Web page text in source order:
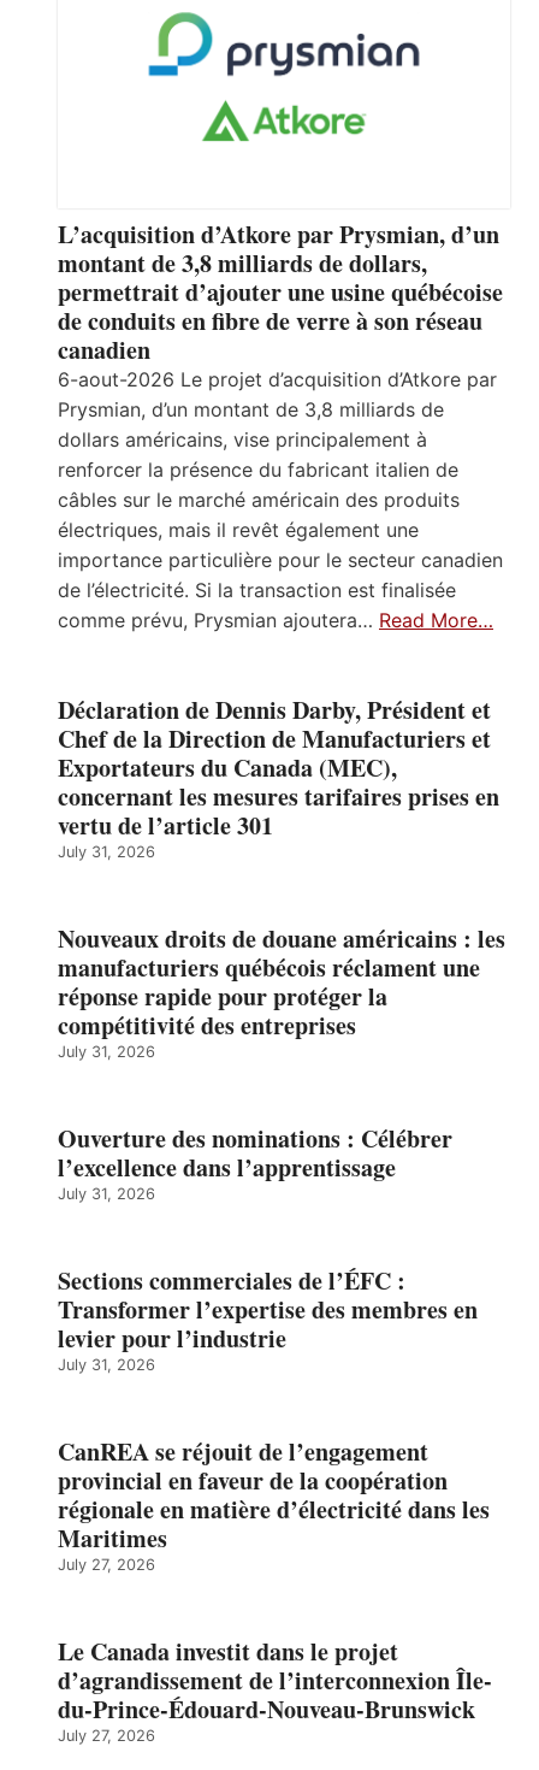
L’acquisition d’Atkore par Prysmian, d’un
montant de 3,8 milliards de dollars,
permettrait d’ajouter une usine québécoise
de conduits en fibre de verre à son réseau
canadien
6-aout-2026 Le projet d’acquisition d’Atkore par
Prysmian, d’un montant de 3,8 milliards de
dollars américains, vise principalement à
renforcer la présence du fabricant italien de
câbles sur le marché américain des produits
électriques, mais il revêt également une
importance particulière pour le secteur canadien
de l’électricité. Si la transaction est finalisée
comme prévu, Prysmian ajoutera… Read More…
Déclaration de Dennis Darby, Président et
Chef de la Direction de Manufacturiers et
Exportateurs du Canada (MEC),
concernant les mesures tarifaires prises en
vertu de l’article 301
July 31, 2026
Nouveaux droits de douane américains : les
manufacturiers québécois réclament une
réponse rapide pour protéger la
compétitivité des entreprises
July 31, 2026
Ouverture des nominations : Célébrer
l’excellence dans l’apprentissage
July 31, 2026
Sections commerciales de l’ÉFC :
Transformer l’expertise des membres en
levier pour l’industrie
July 31, 2026
CanREA se réjouit de l’engagement
provincial en faveur de la coopération
régionale en matière d’électricité dans les
Maritimes
July 27, 2026
Le Canada investit dans le projet
d’agrandissement de l’interconnexion Île-
du-Prince-Édouard-Nouveau-Brunswick
July 27, 2026